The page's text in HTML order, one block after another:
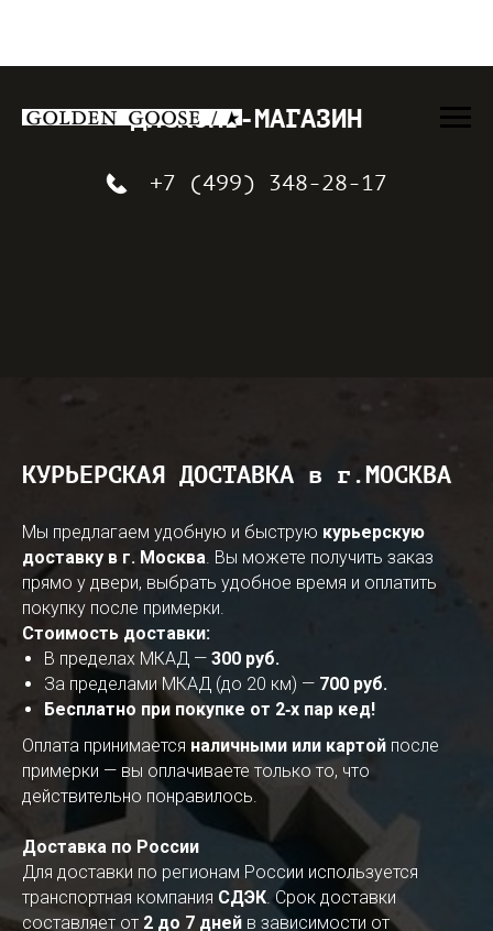
ДИСКОНТ-МАГАЗИН
+7 (499) 348-28-17
КУРЬЕРСКАЯ ДОСТАВКА в г.МОСКВА
Мы предлагаем удобную и быструю курьерскую
доставку в г. Москва. Вы можете получить заказ
прямо у двери, выбрать удобное время и оплатить
покупку после примерки.
Стоимость доставки:
В пределах МКАД — 300 руб.
За пределами МКАД (до 20 км) — 700 руб.
Бесплатно при покупке от 2‑х пар кед!
Оплата принимается наличными или картой после
примерки — вы оплачиваете только то, что
действительно понравилось.
Доставка по России
Для доставки по регионам России используется
транспортная компания СДЭК. Срок доставки
составляет от 2 до 7 дней в зависимости от